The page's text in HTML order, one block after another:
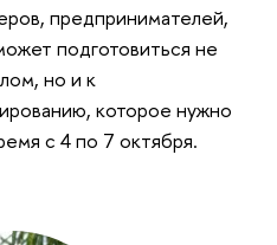
предпринимателей,
подготовиться не
но и к
которое нужно
с 4 по 7 октября.